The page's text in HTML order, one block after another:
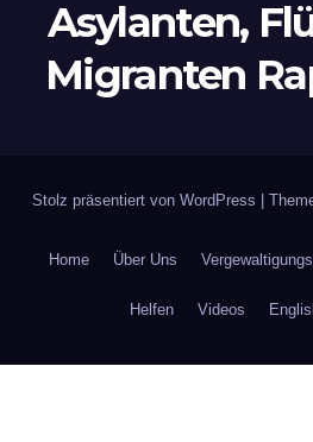
Asylanten,
Migranten
Stolz präsentiert von WordPress
Home Über Uns
Helfen Videos